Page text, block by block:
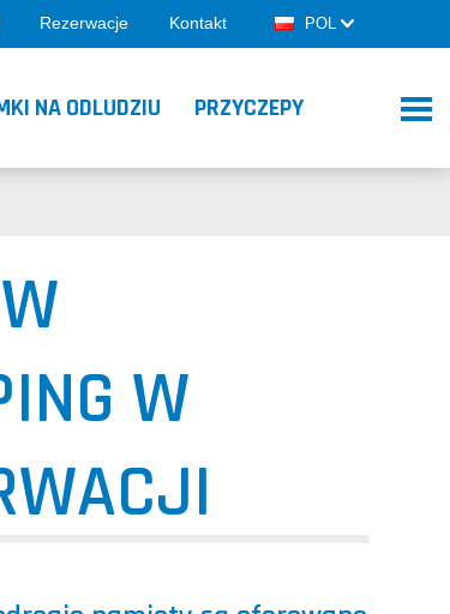
NA ODLUDZIU PRZYCZEPY
POL
Rezerwacje Kontakt
W